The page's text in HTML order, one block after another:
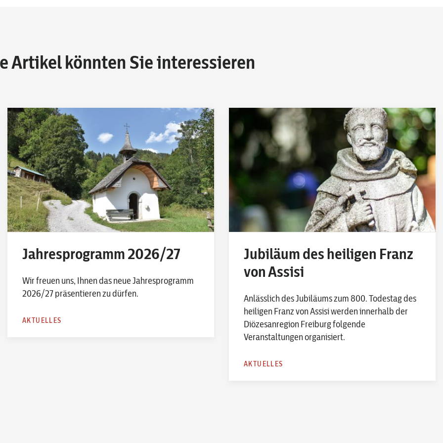
Artikel könnten Sie interessieren
Jahresprogramm 2026/27
Wir freuen uns, Ihnen das neue Jahresprogramm
2026/27 präsentieren zu dürfen.
AKTUELLES
Jubiläum des heiligen Franz
von Assisi
Anlässlich des Jubiläums zum 800. Todestag des
heiligen Franz von Assisi werden innerhalb der
Diözesanregion Freiburg folgende
Veranstaltungen organisiert.
AKTUELLES